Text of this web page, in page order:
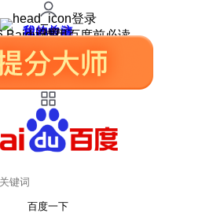
登录
我的关注
我的收藏
皮肤中心
用户反馈
设置
Baidu 使用百度前必读
百度一下